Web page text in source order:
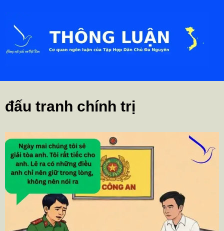
đấu tranh chính trị